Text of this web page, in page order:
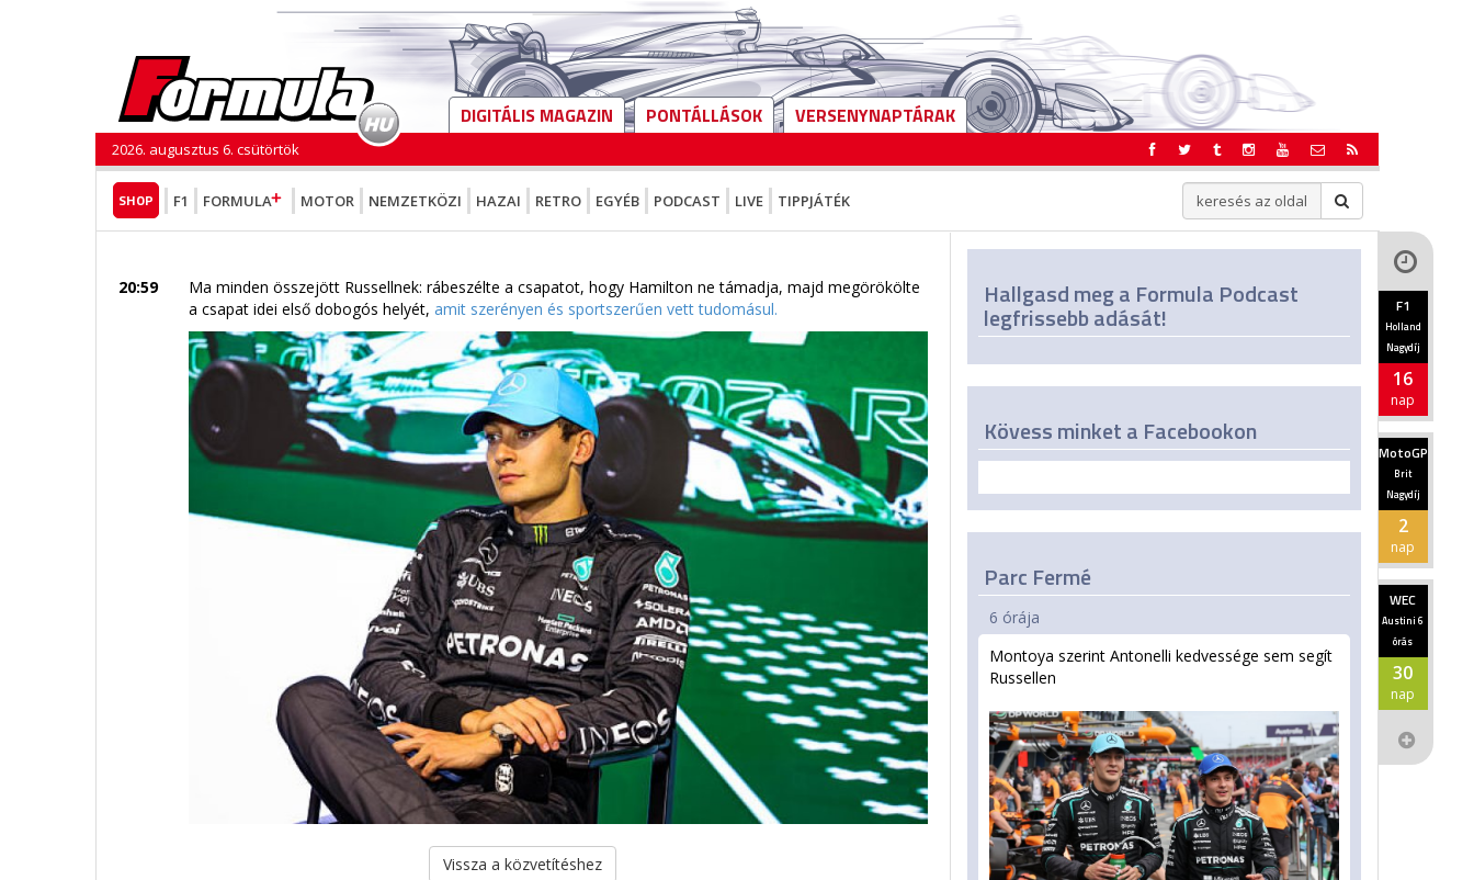
DIGITÁLIS MAGAZIN PONTÁLLÁSOK VERSENYNAPTÁRAK
2026. augusztus 6. csütörtök
SHOP F1 FORMULA MOTOR NEMZETKÖZI HAZAI RETRO EGYÉB PODCAST LIVE TIPPJÁTÉK
20:59
Ma minden összejött Russellnek: rábeszélte a csapatot, hogy Hamilton ne támadja, majd megörökölte
a csapat idei első dobogós helyét, amit szerényen és sportszerűen vett tudomásul.
Vissza a közvetítéshez
Hallgasd meg a Formula Podcast
legfrissebb adását! F1
Holland
Nagydíj
16
nap
MotoGP
Brit
Nagydíj
2
nap
WEC
Austini 6
órás
30
nap
Kövess minket a Facebookon
Parc Fermé
6 órája
Montoya szerint Antonelli kedvessége sem segít
Russellen